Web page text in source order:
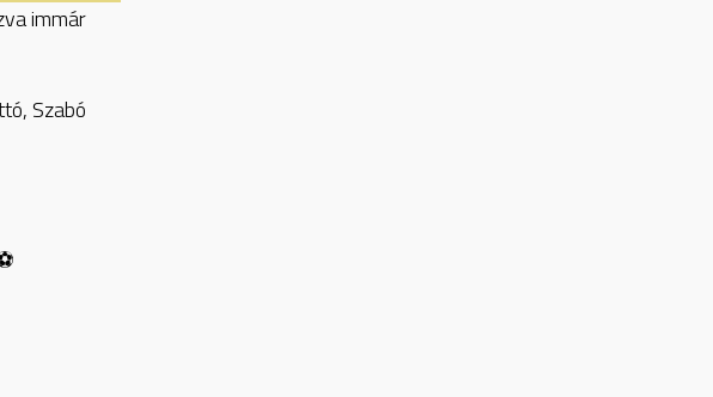
immár
Szabó